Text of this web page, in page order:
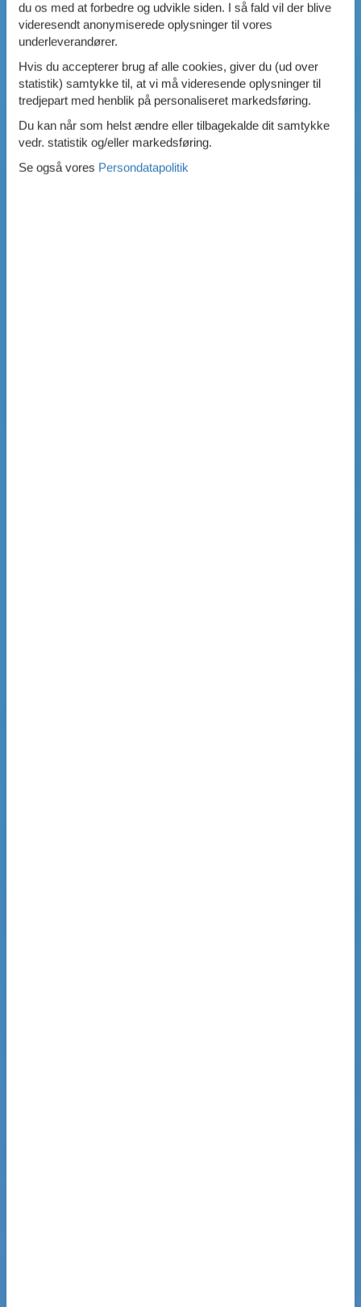
du os med at forbedre og udvikle siden. I så fald vil der blive
videresendt anonymiserede oplysninger til vores
underleverandører.
Hvis du accepterer brug af alle cookies, giver du (ud over
statistik) samtykke til, at vi må videresende oplysninger til
tredjepart med henblik på personaliseret markedsføring.
Du kan når som helst ændre eller tilbagekalde dit samtykke
vedr. statistik og/eller markedsføring.
Se også vores Persondatapolitik